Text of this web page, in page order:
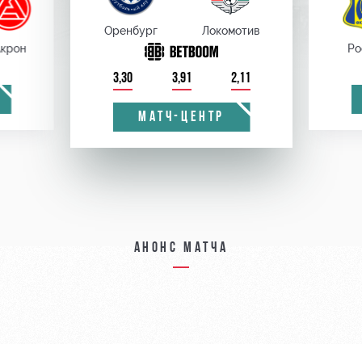
Оренбург Локомотив
3,30 3,91 2,11
МАТЧ-ЦЕНТР
Анонс матча